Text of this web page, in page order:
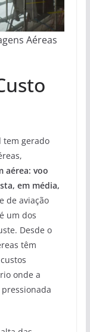
Aéreas
tem gerado
aérea: voo
em média,
de aviação
um dos
Desde o
têm
onde a